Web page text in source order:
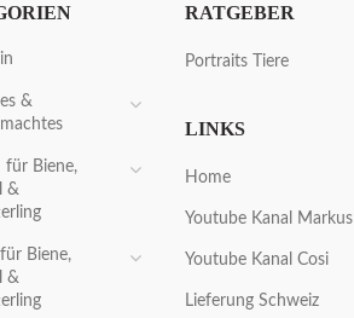
&
für Biene,
&
Biene,
&
RATGEBER
Portraits Tiere
LINKS
Home
Youtube Kanal Markus
Youtube Kanal Cosi
Lieferung Schweiz